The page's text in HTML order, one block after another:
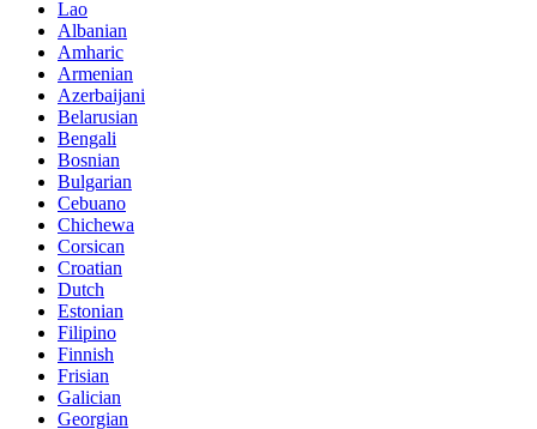
Lao
Albanian
Amharic
Armenian
Azerbaijani
Belarusian
Bengali
Bosnian
Bulgarian
Cebuano
Chichewa
Corsican
Croatian
Dutch
Estonian
Filipino
Finnish
Frisian
Galician
Georgian